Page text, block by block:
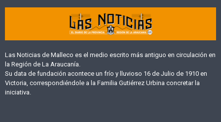
Las Noticias de Malleco es el medio escrito más antiguo en circulación en
la Región de La Araucanía.
Su data de fundación acontece un frío y lluvioso 16 de Julio de 1910 en
Victoria, correspondiéndole a la Familia Gutiérrez Urbina concretar la
iniciativa.